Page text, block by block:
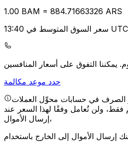
1.00 BAM = 884.71663326 ARS
سعر السوق المتوسط في 13:40 UTC
حدد موعد مكالمة
في حسابات محوِّل العملات
فقط، ولن تُعامل وفقًا لهذا السعر عند
إرسال الأموال،